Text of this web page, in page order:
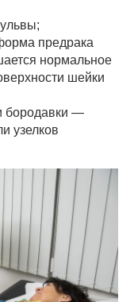
предрака
нормальное
шейки
бородавки —
узелков